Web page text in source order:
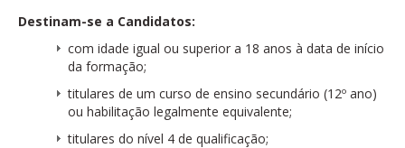
Destinam-se a Candidatos:
com idade igual ou superior a 18 anos à data de início
da formação;
titulares de um curso de ensino secundário (12º ano)
ou habilitação legalmente equivalente;
titulares do nível 4 de qualificação;